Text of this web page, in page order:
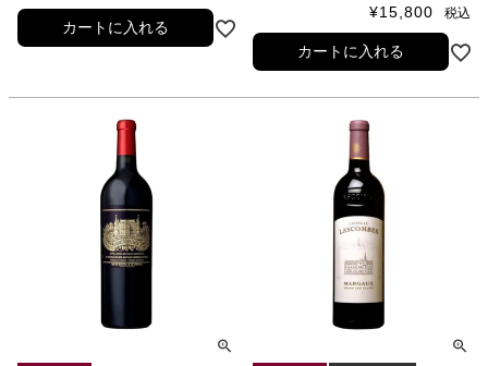
カートに入れる
¥15,800 税込
カートに入れる